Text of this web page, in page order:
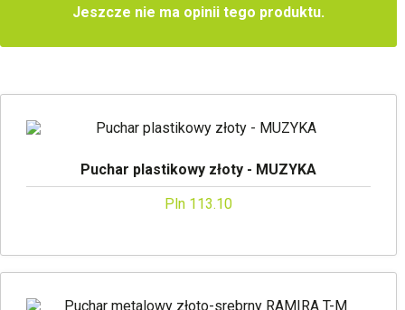
Jeszcze nie ma opinii tego produktu.
Puchar plastikowy złoty - MUZYKA
Pln 113.10